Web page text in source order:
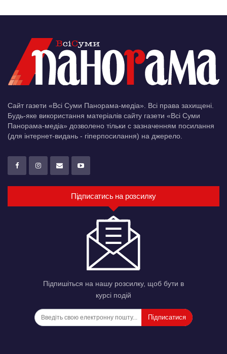
Сайт газети «Всі Суми Панорама-медіа». Всі права захищені.
Будь-яке використання матеріалів сайту газети «Всі Суми
Панорама-медіа» дозволено тільки c зазначенням посилання
(для інтернет-видань - гіперпосилання) на джерело.
Підписатись на розсилку
Підпишіться на нашу розсилку, щоб бути в
курсі подій
Підписатися